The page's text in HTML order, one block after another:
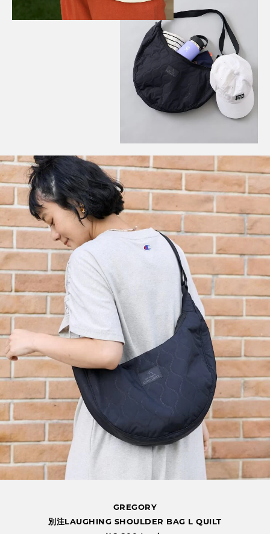
GREGORY
別注LAUGHING SHOULDER BAG L QUILT